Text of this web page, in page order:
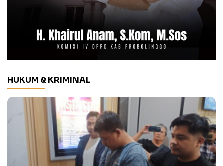
HUKUM & KRIMINAL